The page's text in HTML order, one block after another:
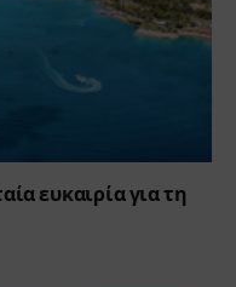
ευκαιρία για τη